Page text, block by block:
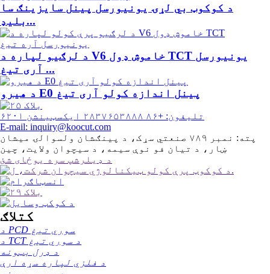
د کوکوټ بي لړۍ یونیورسل پینل سایزینګ سا
بلیډ...
د لرګیو لپاره د V6 خاموش ډول TCT یونیورسل
آری تیغ ...
د هیرو E0 پینل اندازه کولو آری تیغ
تلیفون: +۸۶ ۲۸۳۷۶۵۳۸۸۸ ایکسټینشن ۶۲۰۱
E-mail: inquiry@koocut.com
پته: نمبر ۷۸۹ صنعتي سړک، د پینګشان ولسوالۍ میشان
ښار، د تیان فو نوې سیمه، د سیچوان ولایت، چین
د ډیلرشپ سره یوځای شئ
کتلاګ
د PCD سوري تیغ
د TCT د سوري تیغ
د ډرل بټونه
د فلزي لپاره سړه ارې